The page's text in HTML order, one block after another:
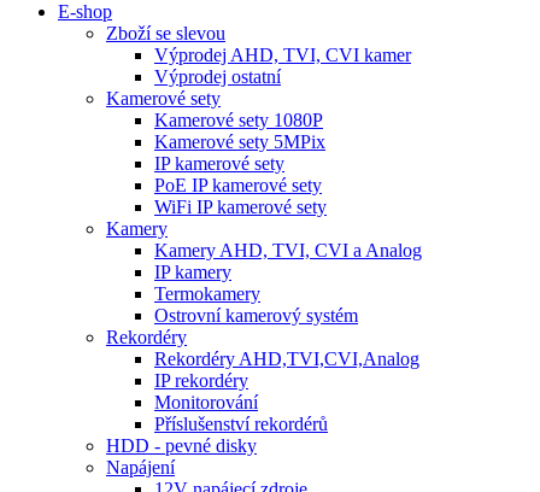
E-shop
Zboží se slevou
Výprodej AHD, TVI, CVI kamer
Výprodej ostatní
Kamerové sety
Kamerové sety 1080P
Kamerové sety 5MPix
IP kamerové sety
PoE IP kamerové sety
WiFi IP kamerové sety
Kamery
Kamery AHD, TVI, CVI a Analog
IP kamery
Termokamery
Ostrovní kamerový systém
Rekordéry
Rekordéry AHD,TVI,CVI,Analog
IP rekordéry
Monitorování
Příslušenství rekordérů
HDD - pevné disky
Napájení